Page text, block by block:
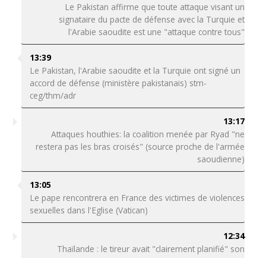
Le Pakistan affirme que toute attaque visant un
signataire du pacte de défense avec la Turquie et
l'Arabie saoudite est une "attaque contre tous"
13:39
Le Pakistan, l'Arabie saoudite et la Turquie ont signé un
accord de défense (ministère pakistanais) stm-
ceg/thm/adr
13:17
Attaques houthies: la coalition menée par Ryad "ne
restera pas les bras croisés" (source proche de l'armée
saoudienne)
13:05
Le pape rencontrera en France des victimes de violences
sexuelles dans l'Eglise (Vatican)
12:34
Thaïlande : le tireur avait "clairement planifié" son